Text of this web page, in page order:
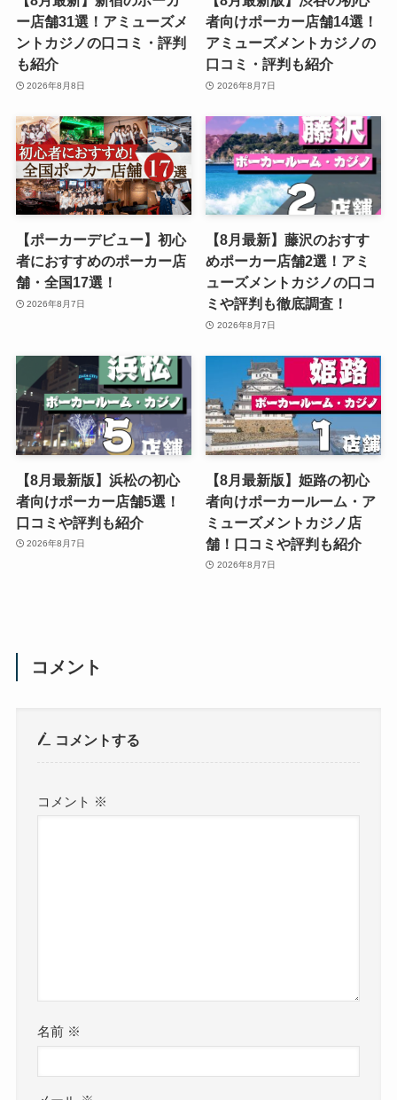
ー店舗31選！アミューズメ
ントカジノの口コミ・評判
も紹介
2026年8月8日
者向けポーカー店舗14選！
アミューズメントカジノの
口コミ・評判も紹介
2026年8月7日
【ポーカーデビュー】初心
者におすすめのポーカー店
舗・全国17選！
2026年8月7日
【8月最新】藤沢のおすす
めポーカー店舗2選！アミ
ューズメントカジノの口コ
ミや評判も徹底調査！
2026年8月7日
【8月最新版】浜松の初心
者向けポーカー店舗5選！
口コミや評判も紹介
2026年8月7日
【8月最新版】姫路の初心
者向けポーカールーム・ア
ミューズメントカジノ店
舗！口コミや評判も紹介
2026年8月7日
コメント
コメントする
コメント ※
名前 ※